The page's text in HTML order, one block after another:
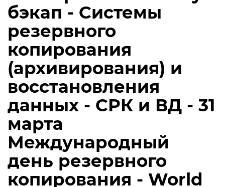
бэкап - Системы
резервного
копирования
(архивирования) и
восстановления
данных - СРК и ВД - 31
марта
Международный
день резервного
копирования - World